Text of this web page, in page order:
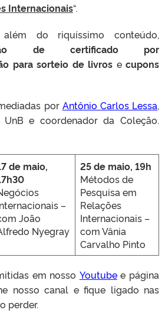
Internacionais“.
do riquíssimo conteúdo,
de certificado por
para sorteio de livros ecupons
por Antônio Carlos Lessa,
e coordenador da Coleção.
de maio,
–
João
Nyegray
25 de maio, 19h
Métodos de
Pesquisa em
Relações
Internacionais –
com Vânia
Carvalho Pinto
em nosso Youtubee página
nosso canal e fique ligado nas
perder.